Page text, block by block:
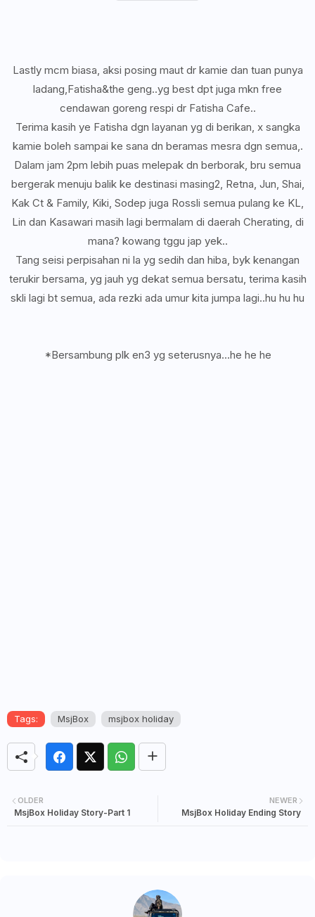
Lastly mcm biasa, aksi posing maut dr kamie dan tuan punya
ladang,Fatisha&the geng..yg best dpt juga mkn free
cendawan goreng respi dr Fatisha Cafe..
Terima kasih ye Fatisha dgn layanan yg di berikan, x sangka
kamie boleh sampai ke sana dn beramas mesra dgn semua,.
Dalam jam 2pm lebih puas melepak dn berborak, bru semua
bergerak menuju balik ke destinasi masing2, Retna, Jun, Shai,
Kak Ct & Family, Kiki, Sodep juga Rossli semua pulang ke KL,
Lin dan Kasawari masih lagi bermalam di daerah Cherating, di
mana? kowang tggu jap yek..
Tang seisi perpisahan ni la yg sedih dan hiba, byk kenangan
terukir bersama, yg jauh yg dekat semua bersatu, terima kasih
skli lagi bt semua, ada rezki ada umur kita jumpa lagi..hu hu hu
*Bersambung plk en3 yg seterusnya...he he he
Tags: MsjBox msjbox holiday
NEWER
MsjBox Holiday Ending Story
OLDER
MsjBox Holiday Story-Part 1